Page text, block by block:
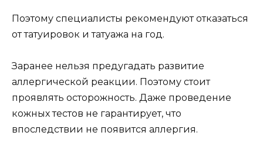
Поэтому специалисты рекомендуют отказаться
от татуировок и татуажа на год.
Заранее нельзя предугадать развитие
аллергической реакции. Поэтому стоит
проявлять осторожность. Даже проведение
кожных тестов не гарантирует, что
впоследствии не появится аллергия.